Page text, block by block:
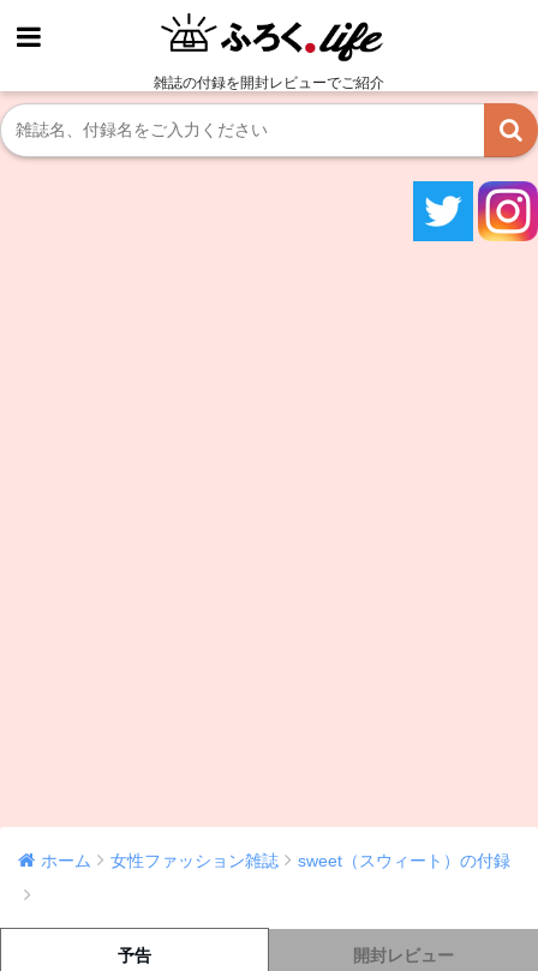
雑誌の付録を開封レビューでご紹介
ホーム 女性ファッション雑誌 sweet（スウィート）の付録
予告 開封レビュー